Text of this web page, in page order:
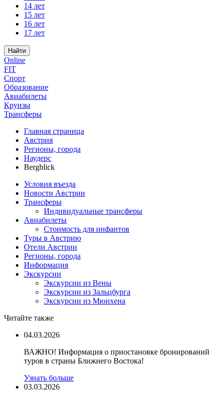
14 лет
15 лет
16 лет
17 лет
Найти
Online
FIT
Спорт
Образование
Авиабилеты
Круизы
Трансферы
Главная страница
Австрия
Регионы, города
Наудерс
Bergblick
Условия въезда
Новости Австрии
Трансферы
Индивидуальные трансферы
Авиабилеты
Стоимость для инфантов
Туры в Австрию
Отели Австрии
Регионы, города
Информация
Экскурсии
Экскурсии из Вены
Экскурсии из Зальцбурга
Экскурсии из Мюнхена
Читайте также
04.03.2026
ВАЖНО! Информация о приостановке бронирований
туров в страны Ближнего Востока!
Узнать больше
03.03.2026